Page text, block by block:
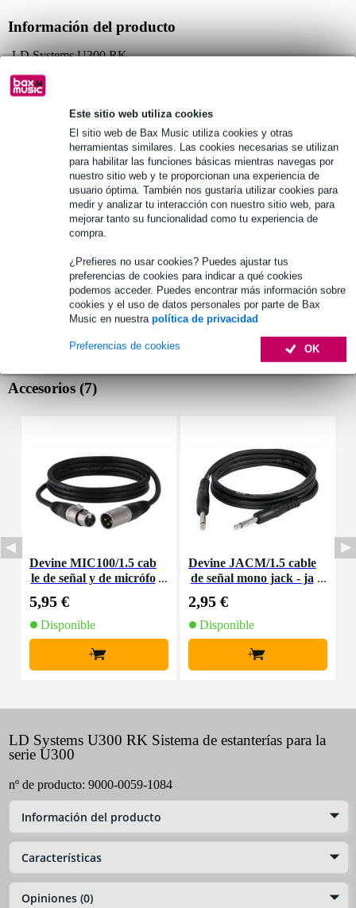
Este sitio web utiliza cookies
El sitio web de Bax Music utiliza cookies y otras
herramientas similares. Las cookies necesarias se utilizan
para habilitar las funciones básicas mientras navegas por
nuestro sitio web y te proporcionan una experiencia de
usuario óptima. También nos gustaría utilizar cookies para
medir y analizar tu interacción con nuestro sitio web, para
mejorar tanto su funcionalidad como tu experiencia de
compra.
¿Prefieres no usar cookies? Puedes ajustar tus
preferencias de cookies para indicar a qué cookies
podemos acceder. Puedes encontrar más información sobre
cookies y el uso de datos personales por parte de Bax
Music en nuestra política de privacidad
OK
Preferencias de cookies
Información del producto
LD Systems U300 RK
Montaje en bastidor para un receptor de la serie U300
tamaño: 19 pulgadas
Especificaciones completas
Véase también (2)
Accesorios (7)
Devine MIC100/1.5 cab
le de señal y de micrófo
5,95 €
Disponible
+
Devine JACM/1.5 cable
de señal mono jack - ja
2,95 €
Disponible
+
LD Systems U300 RK Sistema de estanterías para la
serie U300
nº de producto: 9000-0059-1084
Información del producto
Características
Opiniones (0)